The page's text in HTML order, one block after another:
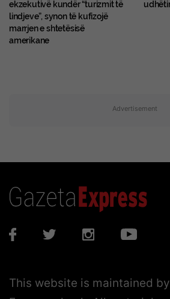
ekzekutivë kundër “turizmit të
lindjeve”, synon të kufizojë
marrjen e shtetësisë
amerikane
Advertisement
This website is maintained